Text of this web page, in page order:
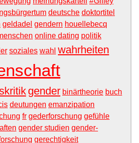
deutsche doktortitel
geldadel gendern houellebecq
online dating politik
soziales wahl wahrheiten
gender binärtheorie buch
deutungen emanzipation
fr gederforschung gefühle
gender studien gender-
gerechtigkeit